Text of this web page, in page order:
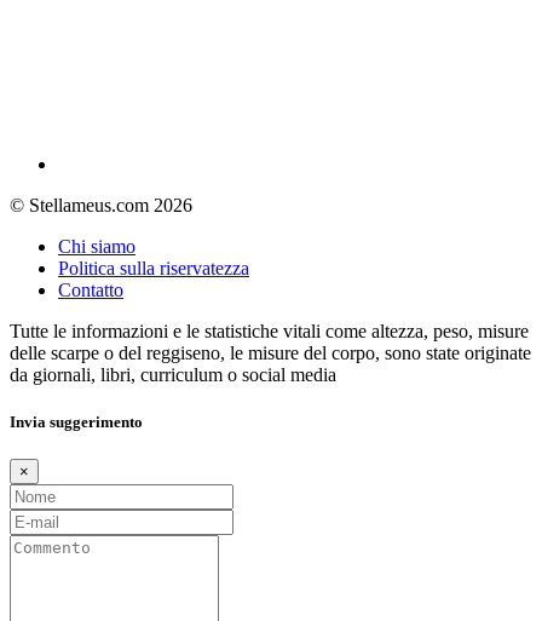
© Stellameus.com 2026
Chi siamo
Politica sulla riservatezza
Contatto
Tutte le informazioni e le statistiche vitali come altezza, peso, misure
delle scarpe o del reggiseno, le misure del corpo, sono state originate
da giornali, libri, curriculum o social media
Invia suggerimento
×